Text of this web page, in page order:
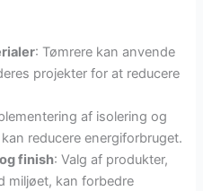
: Tømrere kan anvende
projekter for at reducere
af isolering og
reducere energiforbruget.
finish: Valg af produkter,
miljøet, kan forbedre